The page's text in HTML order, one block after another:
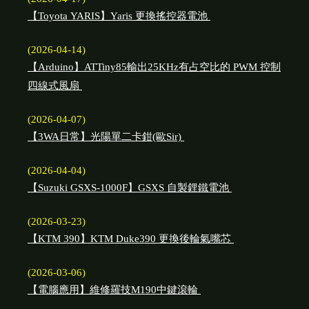
【Toyota YARIS】Yaris 更換搖控器電池
(2026-04-14)
【Arduino】ATTiny85輸出25KHz有占空比的 PWM 控制
四線式風扇
(2026-04-07)
【3WA日常】光陽單二卡鉗(歐Sir)
(2026-04-04)
【Suzuki GSXS-1000F】GSXS 自製鋰鐵電池
(2026-03-23)
【KTM 390】KTM Duke390 更換後輪氣嘴芯
(2026-03-06)
【電腦應用】維修羅技M190中鍵滾輪